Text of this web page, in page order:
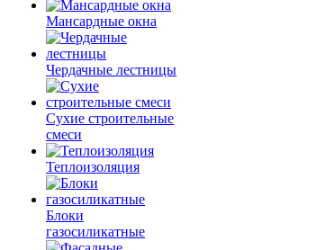
Мансардные окна
Чердачные лестницы
Сухие строительные
смеси
Теплоизоляция
Блоки
газосиликатные